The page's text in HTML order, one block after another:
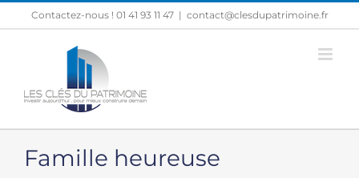
Passer
au
Contactez-nous ! 01 41 93 11 47 | contact@clesdupatrimoine.fr
Famille heureuse